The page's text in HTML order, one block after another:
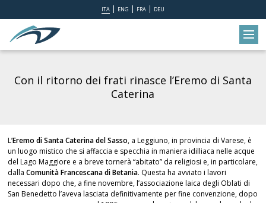
ITA ENG FRA DEU
Con il ritorno dei frati rinasce l’Eremo di Santa
Caterina
L’Eremo di Santa Caterina del Sasso, a Leggiuno, in provincia di Varese, è
un luogo mistico che si affaccia e specchia in maniera idilliaca nelle acque
del Lago Maggiore e a breve tornerà “abitato” da religiosi e, in particolare,
dallaComunità Francescana di Betania. Questa ha avviato i lavori
necessari dopo che, a fine novembre, l’associazione laica degli Oblati di
San Benedetto l’aveva lasciata definitivamente per fine convenzione, dopo